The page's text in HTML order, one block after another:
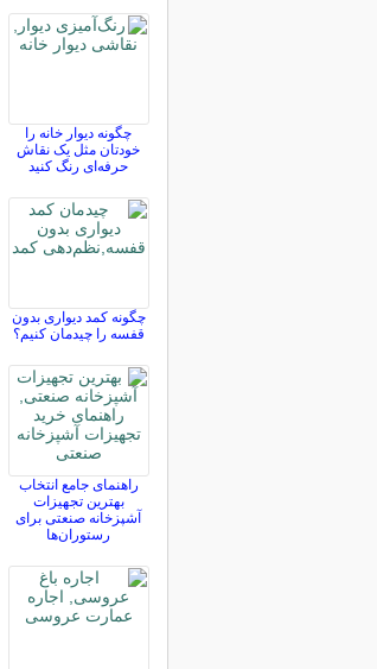
چگونه دیوار خانه را
خودتان مثل یک نقاش
حرفه‌ای رنگ کنید
چگونه کمد دیواری بدون
قفسه را چیدمان کنیم؟
راهنمای جامع انتخاب
بهترین تجهیزات
آشپزخانه صنعتی برای
رستوران‌ها